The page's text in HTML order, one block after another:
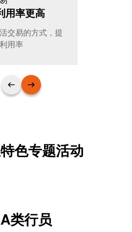
用率更高
交易的方式，提
用率
色专题活动
类行员